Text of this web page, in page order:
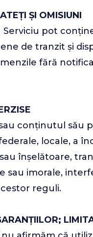
ȘI OMISIUNI
pot
de tranzit și
fără
conținutul său
locale, a
înșelătoare,
sau imorale,
reguli.